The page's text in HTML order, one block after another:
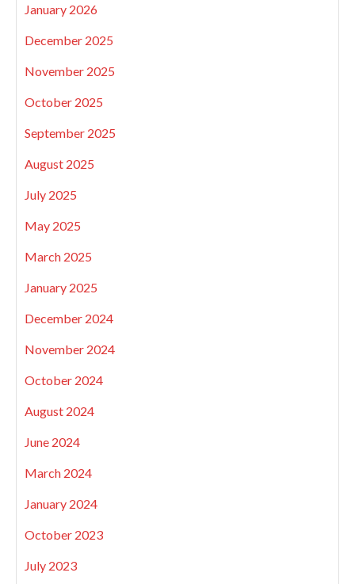
January 2026
December 2025
November 2025
October 2025
September 2025
August 2025
July 2025
May 2025
March 2025
January 2025
December 2024
November 2024
October 2024
August 2024
June 2024
March 2024
January 2024
October 2023
July 2023